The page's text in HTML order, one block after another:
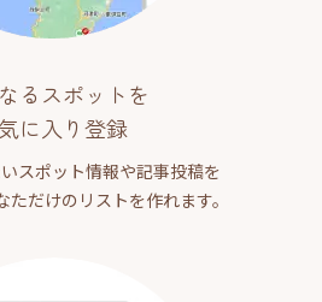
るスポットを
に入り登録
スポット情報や記事投稿を
ただけのリストを作れます。